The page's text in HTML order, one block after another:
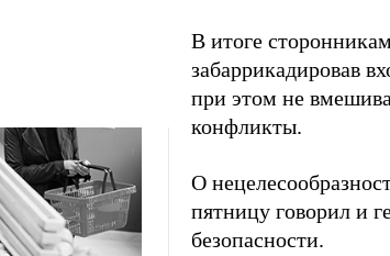
В итоге
забаррикадировав
при этом не
конфликты.
О
пятницу говорил и
безопасности.